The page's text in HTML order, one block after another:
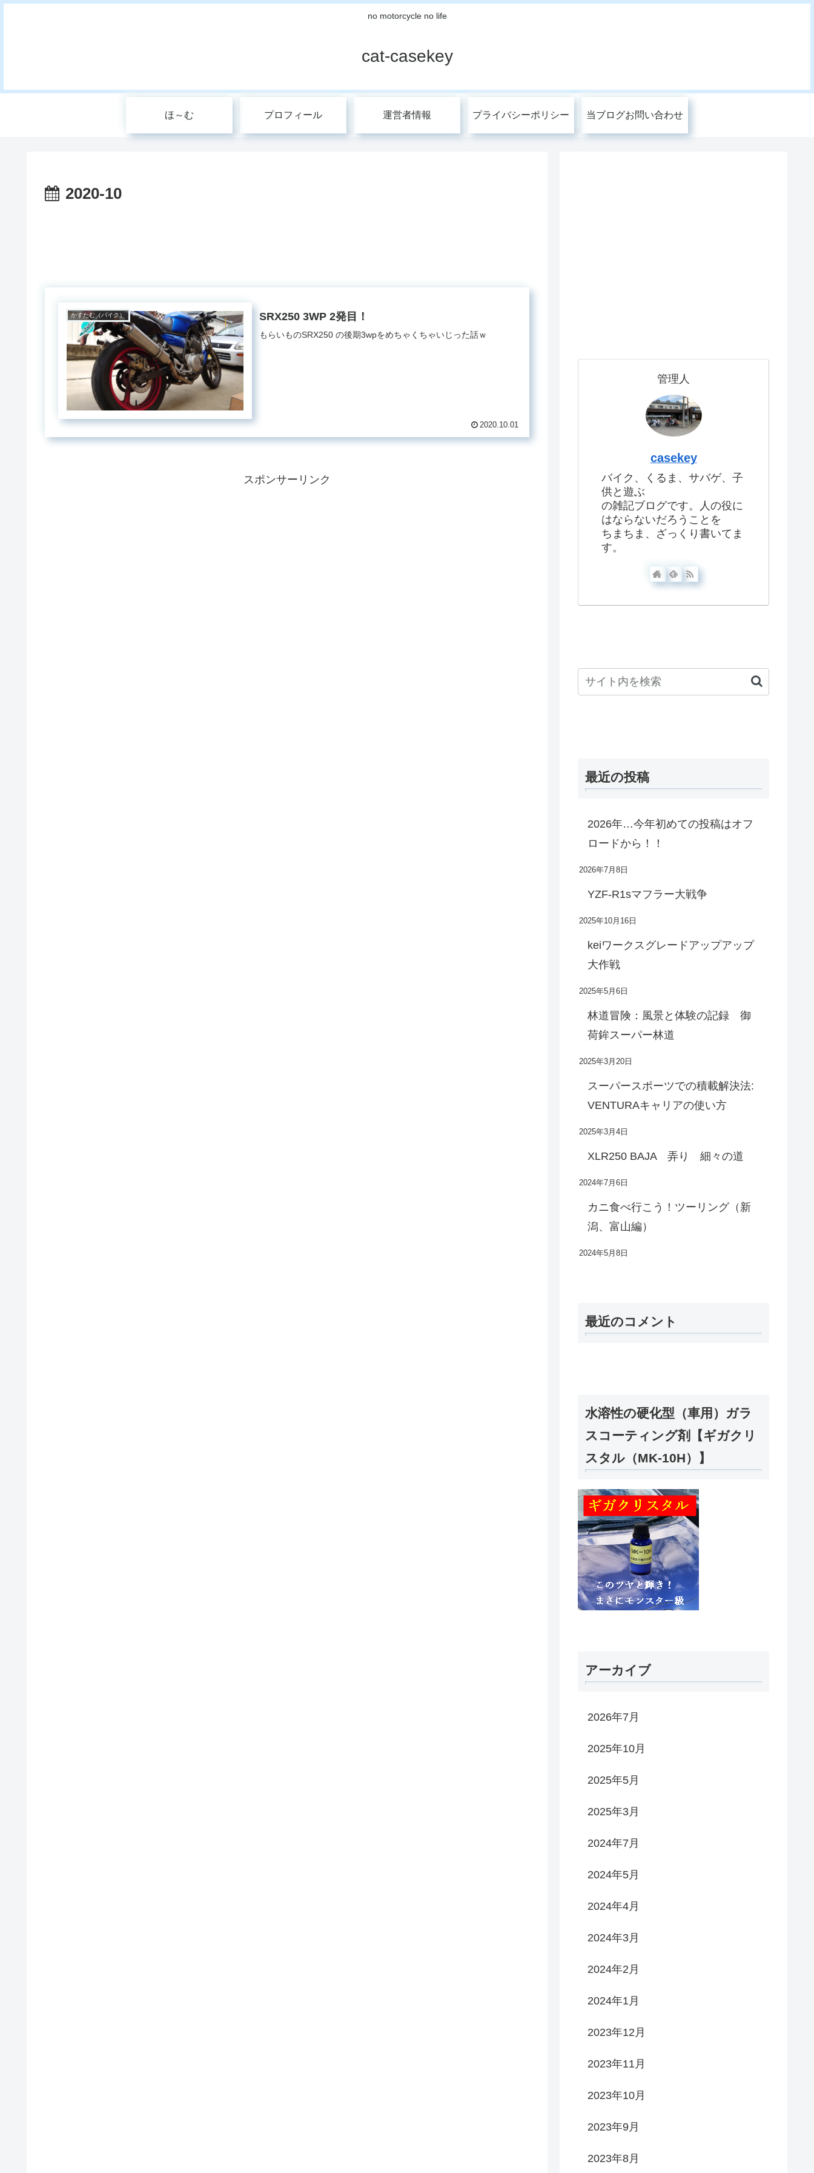
no motorcycle no life
cat-casekey
ほ～む プロフィール 運営者情報 プライバシーポリシー 当ブログお問い合わせ
2020-10
かすたむ（バイク） SRX250 3WP 2発目！
もらいものSRX250 の後期3wpをめちゃくちゃいじった話ｗ
2020.10.01
スポンサーリンク
管理人
casekey
バイク、くるま、サバゲ、子
供と遊ぶ
の雑記ブログです。人の役に
はならないだろうことを
ちまちま、ざっくり書いてま
す。
最近の投稿
2026年…今年初めての投稿はオフ
ロードから！！
2026年7月8日
YZF-R1sマフラー大戦争
2025年10月16日
keiワークスグレードアップアップ
大作戦
2025年5月6日
林道冒険：風景と体験の記録 御
荷鉾スーパー林道
2025年3月20日
スーパースポーツでの積載解決法:
VENTURAキャリアの使い方
2025年3月4日
XLR250 BAJA 弄り 細々の道
2024年7月6日
カニ食べ行こう！ツーリング（新
潟、富山編）
2024年5月8日
最近のコメント
水溶性の硬化型（車用）ガラ
スコーティング剤【ギガクリ
スタル（MK-10H）】
アーカイブ
2026年7月
2025年10月
2025年5月
2025年3月
2024年7月
2024年5月
2024年4月
2024年3月
2024年2月
2024年1月
2023年12月
2023年11月
2023年10月
2023年9月
2023年8月